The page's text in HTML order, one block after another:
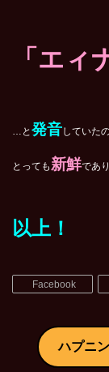
「エィ
…と発音していたの
とっても新鮮であ
以上！
Facebook
ハプニ